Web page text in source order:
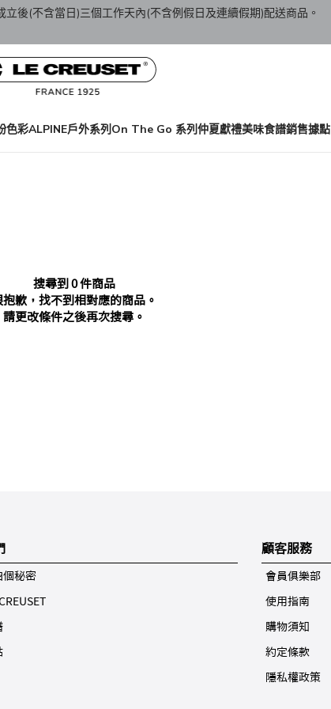
後(不含當日)三個工作天內(不含例假日及連續假期)配送商品。
色彩ALPINE戶外系列On The Go 系列仲夏獻禮美味食譜銷售據點
搜尋到 0 件商品
抱歉，找不到相對應的商品。
請更改條件之後再次搜尋。
個秘密
顧客服務
會員俱樂部
使用指南
購物須知
約定條款
隱私權政策